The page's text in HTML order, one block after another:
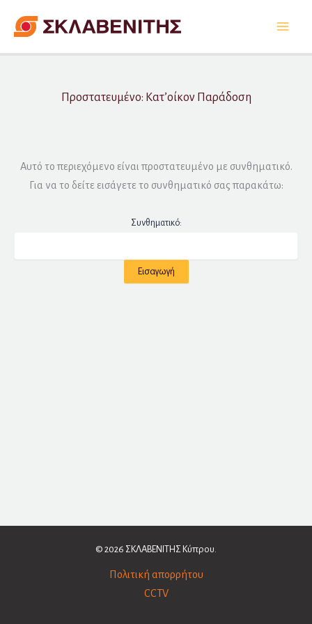
Πρoστατευμένο: Κατ’οίκον Παράδοση
Αυτό το περιεχόμενο είναι προστατευμένο με συνθηματικό.
Για να το δείτε εισάγετε το συνθηματικό σας παρακάτω:
Συνθηματικό:
© 2026 ΣΚΛΑΒΕΝΙΤΗΣ Κύπρου.
Πολιτική απορρήτου
CCTV